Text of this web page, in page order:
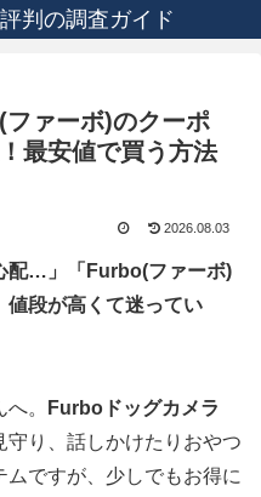
判の調査ガイド
ファーボ)のクーポ
最安値で買う方法
2026.08.03
配…」「Furbo(ファーボ)
値段が高くて迷ってい
。
Furboドッグカメラ
り、話しかけたりおやつ
ですが、少しでもお得に